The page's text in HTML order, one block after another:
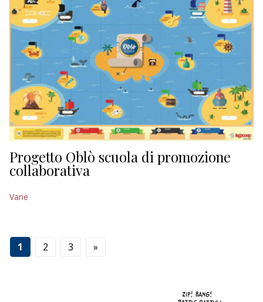
Progetto Oblò scuola di promozione
collaborativa
Varie
1 2 3 »